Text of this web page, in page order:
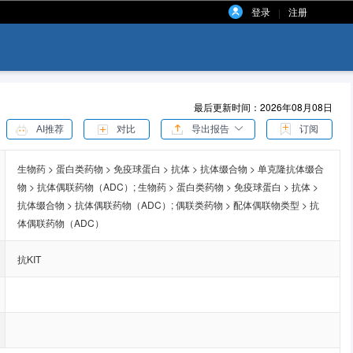
登录 | 注册
最后更新时间：2026年08月08日
AI推荐 对比 导出报告 订阅
生物药 > 蛋白类药物 > 免疫球蛋白 > 抗体 > 抗体缀合物 > 单克隆抗体缀合
物 > 抗体偶联药物（ADC）;生物药 > 蛋白类药物 > 免疫球蛋白 > 抗体 >
抗体缀合物 > 抗体偶联药物（ADC）;偶联类药物 > 配体偶联物类型 > 抗
体偶联药物（ADC）
抗KIT